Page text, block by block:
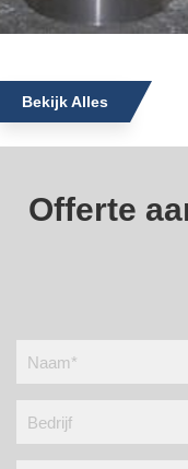
Bekijk Alles
Offerte